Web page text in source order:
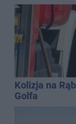
Kolizja na
Golfa